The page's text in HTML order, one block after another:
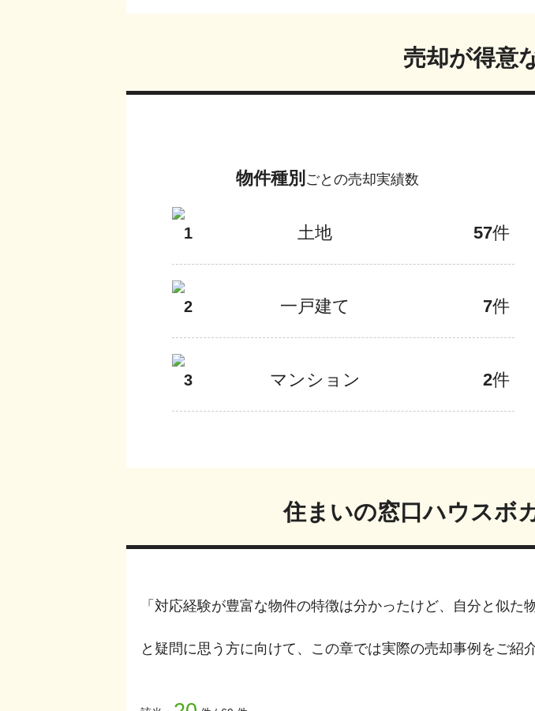
売却が得意
物件種別 ごとの売却実績数
1 土地 57件
2 一戸建て 7件
3 マンション 2件
住まいの窓口ハウスボ
「対応経験が豊富な物件の特徴は分かったけど、自分と似た
と疑問に思う方に向けて、この章では実際の売却事例をご紹